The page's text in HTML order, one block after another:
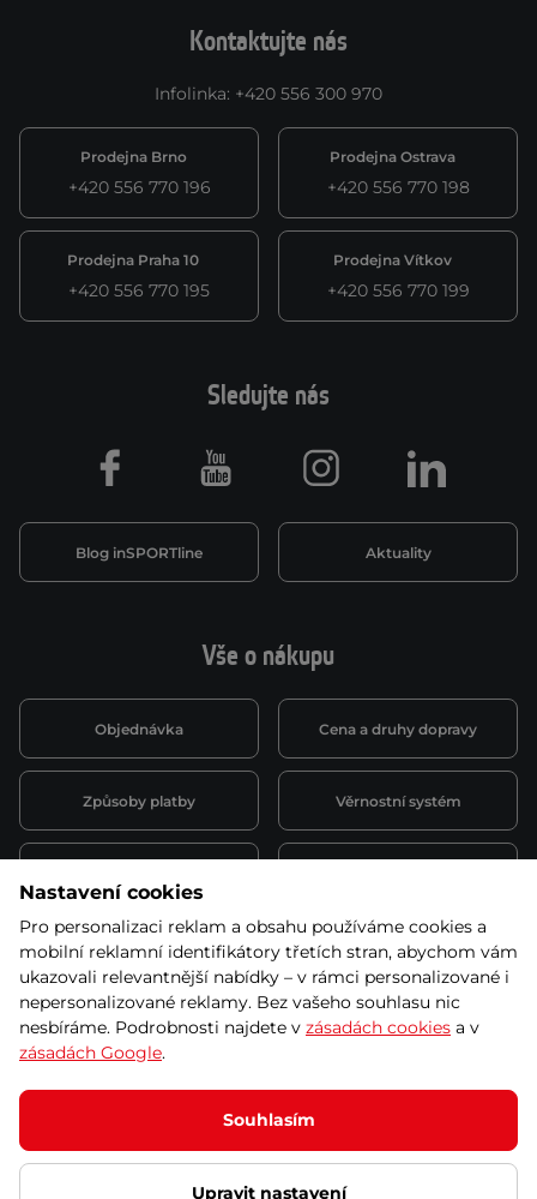
Kontaktujte nás
Infolinka: +420 556 300 970
Prodejna Brno
+420 556 770 196
Prodejna Ostrava
+420 556 770 198
Prodejna Praha 10
+420 556 770 195
Prodejna Vítkov
+420 556 770 199
Vše o nákupu
Objednávka Cena a druhy dopravy
Způsoby platby Věrnostní systém
Půjčovna
obchodní podmínky
Kariéra
Sledujte nás
Blog inSPORTline Aktuality
Facebook Youtube Instagram LinkedIn
© 2026 SEVEN SPORT s.r.o Všechna práva vyhrazena
Podle zákona o evidenci tržeb je prodávající povinen vystavit
kupujícímu účtenku.
Zároveň je povinen zaevidovat přijatou tržbu u správce daně online; v
případě technického výpadku pak nejpozději do 48 hodin.
Nastavení cookies
Pro personalizaci reklam a obsahu používáme cookies a
mobilní reklamní identifikátory třetích stran, abychom vám
ukazovali relevantnější nabídky – v rámci personalizované i
nepersonalizované reklamy. Bez vašeho souhlasu nic
nesbíráme. Podrobnosti najdete v zásadách cookies a v
zásadách Google.
Souhlasím
Upravit nastavení